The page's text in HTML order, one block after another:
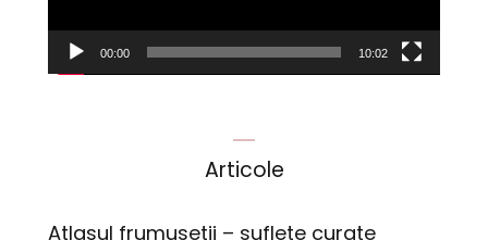
00:00 10:02
Articole
Atlasul frumusetii – suflete curate